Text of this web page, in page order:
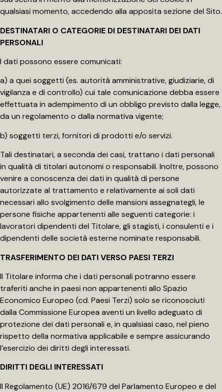
qualsiasi momento, accedendo alla apposita sezione del Sito.
DESTINATARI O CATEGORIE DI DESTINATARI DEI DATI
PERSONALI
I dati possono essere comunicati:
a) a quei soggetti (es. autorità amministrative, giudiziarie, di
vigilanza e di controllo) cui tale comunicazione debba essere
effettuata in adempimento di un obbligo previsto dalla legge,
da un regolamento o dalla normativa vigente;
b) soggetti terzi, fornitori di prodotti e/o servizi.
Tali destinatari, a seconda dei casi, trattano i dati personali
in qualità di titolari autonomi o responsabili. Inoltre, possono
venire a conoscenza dei dati in qualità di persone
autorizzate al trattamento e relativamente ai soli dati
necessari allo svolgimento delle mansioni assegnategli, le
persone fisiche appartenenti alle seguenti categorie: i
lavoratori dipendenti del Titolare, gli stagisti, i consulenti e i
dipendenti delle società esterne nominate responsabili.
TRASFERIMENTO DEI DATI VERSO PAESI TERZI
Il Titolare informa che i dati personali potranno essere
traferiti anche in paesi non appartenenti allo Spazio
Economico Europeo (cd. Paesi Terzi) solo se riconosciuti
dalla Commissione Europea aventi un livello adeguato di
protezione dei dati personali e, in qualsiasi caso, nel pieno
rispetto della normativa applicabile e sempre assicurando
l’esercizio dei diritti degli interessati.
DIRITTI DEGLI INTERESSATI
Il Regolamento (UE) 2016/679 del Parlamento Europeo e del